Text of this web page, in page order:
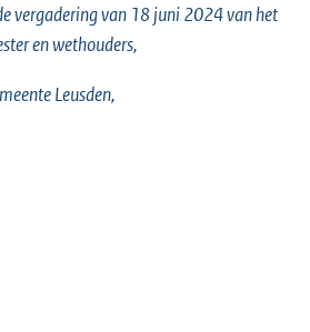
vergadering van 18 juni 2024 van het
en wethouders,
Leusden,